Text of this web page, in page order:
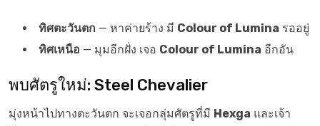
ทิศตะวันตก — หาค่ายร้าง มี Colour of Lumina รออยู่
ทิศเหนือ — มุมอีกฝั่ง เจอ Colour of Lumina อีกอัน
พบศัตรูใหม่: Steel Chevalier
มุ่งหน้าไปทางตะวันตก จะเจอกลุ่มศัตรูที่มี Hexga และเจ้า